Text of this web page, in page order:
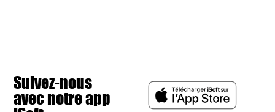
Suivez-nous
avec notre app